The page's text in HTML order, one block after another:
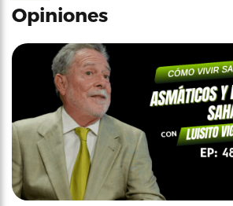
Opiniones